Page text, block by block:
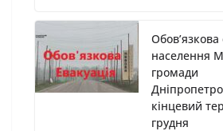
Обов’язкова
населення
громади
кінцевий
грудня